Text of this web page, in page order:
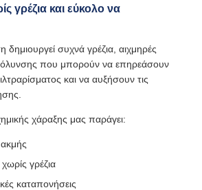
γρέζια και εύκολο να
δημιουργεί συχνά γρέζια, αιχμηρές
που μπορούν να επηρεάσουν
και να αυξήσουν τις
χάραξης μας παράγει:
γρέζια
καταπονήσεις